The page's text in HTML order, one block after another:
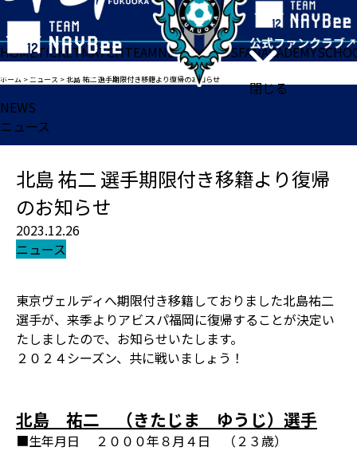
閉じる
HOMETICKETMATCHTEAMNEWSGOODSFANACADEMY
ホーム >ニュース >北島 祐二 選手期限付き移籍より復帰のお知らせ
NEWS
ニュース
北島 祐二 選手期限付き移籍より復帰
のお知らせ
2023.12.26
ニュース
東京ヴェルディへ期限付き移籍しておりました北島祐二
選手が、来季よりアビスパ福岡に復帰することが決定い
たしましたので、お知らせいたします。
２０２４シーズン、共に戦いましょう！
北島 祐二 （きたじま ゆうじ）選手
■生年月日
２０００年８月４日 （２３歳）